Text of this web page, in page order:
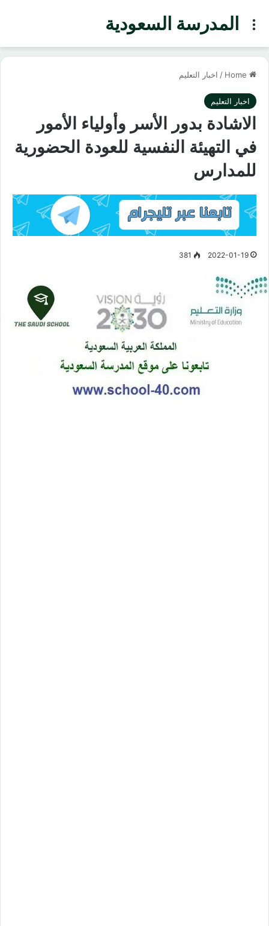
المدرسة السعوديةMenu
/ اخبار التعليم
اخبار التعليم
الاشادة بدور الأسر وأولياء الأمور
في التهيئة النفسية للعودة الحضورية
للمدارس
2022-01-19
381